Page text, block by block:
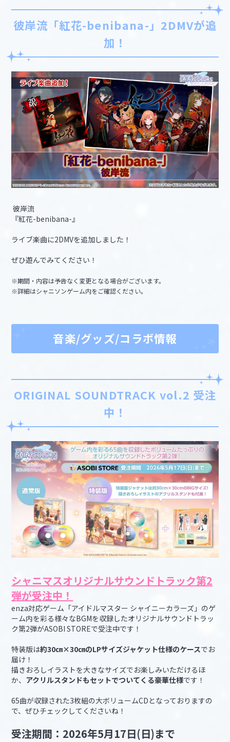
彼岸流「紅花-benibana-」2DMVが追
加！
彼岸流
『紅花-benibana-』
ライブ楽曲に2DMVを追加しました！
ぜひ遊んでみてください！
※期間・内容は予告なく変更となる場合がございます。
※詳細はシャニソンゲーム内をご確認ください。
音楽/グッズ/コラボ情報
ORIGINAL SOUNDTRACK vol.2 受注
中！
シャニマスオリジナルサウンドトラック第2
弾が受注中！
enza対応ゲーム「アイドルマスター シャイニーカラーズ」のゲ
ーム内を彩る様々なBGMを収録したオリジナルサウンドトラッ
ク第2弾がASOBI STOREで受注中です！
特装版は約30㎝×30㎝のLPサイズジャケット仕様のケースでお
届け！
描きおろしイラストを大きなサイズでお楽しみいただけるほ
か、 アクリルスタンドもセットでついてくる豪華仕様です！
65曲が収録された3枚組の大ボリュームCDとなっておりますの
で、ぜひチェックしてくださいね！
受注期間：2026年5月17日(日)まで